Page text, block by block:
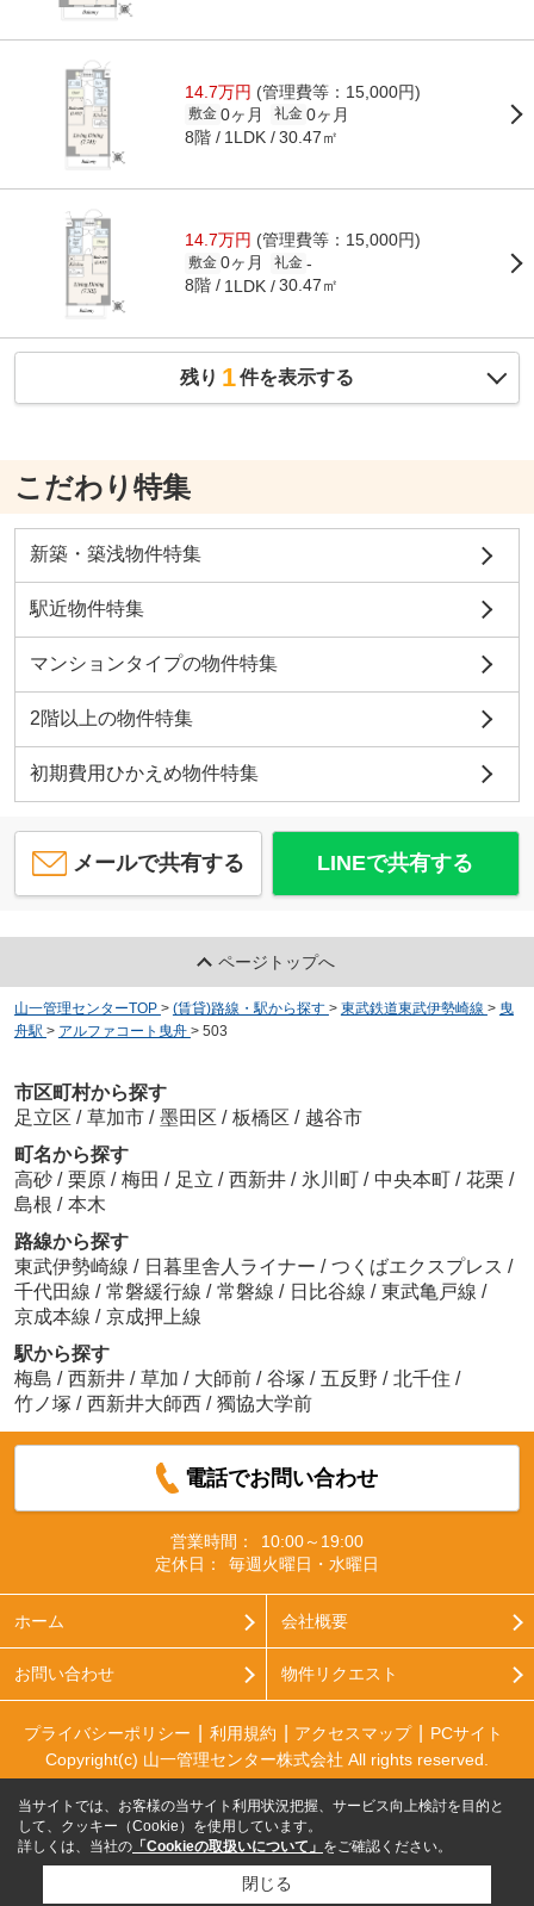
14.7万円 (管理費等：15,000円)
敷金 0ヶ月 礼金 0ヶ月
8階 1LDK 30.47㎡
14.7万円 (管理費等：15,000円)
敷金 0ヶ月 礼金 -
8階 1LDK 30.47㎡
残り 1件を表示する
こだわり特集
新築・築浅物件特集
駅近物件特集
マンションタイプの物件特集
2階以上の物件特集
初期費用ひかえめ物件特集
メールで共有する LINEで共有する
ページトップへ
山一管理センターTOP > (賃貸)路線・駅から探す > 東武鉄道東武伊勢崎線 > 曳
舟駅 > アルファコート曳舟 > 503
市区町村から探す
足立区 / 草加市 / 墨田区 / 板橋区 / 越谷市
町名から探す
高砂 / 栗原 / 梅田 / 足立 / 西新井 / 氷川町 / 中央本町 / 花栗 /
島根 / 本木
路線から探す
東武伊勢崎線 / 日暮里舎人ライナー / つくばエクスプレス /
千代田線 / 常磐緩行線 / 常磐線 / 日比谷線 / 東武亀戸線 /
京成本線 / 京成押上線
駅から探す
梅島 / 西新井 / 草加 / 大師前 / 谷塚 / 五反野 / 北千住 /
竹ノ塚 / 西新井大師西 / 獨協大学前
電話でお問い合わせ
営業時間：
10:00～19:00
定休日：
毎週火曜日・水曜日
ホーム 会社概要
お問い合わせ 物件リクエスト
プライバシーポリシー 利用規約 アクセスマップ
PCサイト
Copyright(c) 山一管理センター株式会社 All rights reserved.
当サイトでは、お客様の当サイト利用状況把握、サービス向上検討を目的と
して、クッキー（Cookie）を使用しています。
詳しくは、当社の 「Cookieの取扱いについて」 をご確認ください。
閉じる